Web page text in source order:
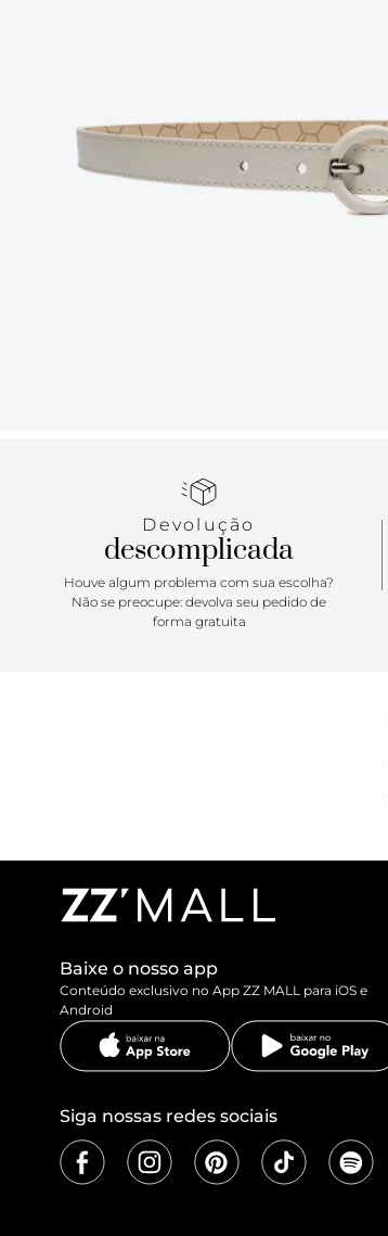
Devolução
descomplicada
Houve algum problema com sua escolha?
Não se preocupe: devolva seu pedido de
forma gratuita
Baixe o nosso app
Conteúdo exclusivo no App ZZ MALL para iOS e
Android
Siga nossas redes sociais